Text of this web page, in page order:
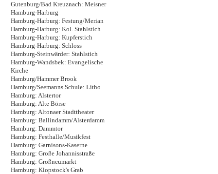
Gutenburg/Bad Kreuznach: Meisner
Hamburg-Harburg
Hamburg-Harburg: Festung/Merian
Hamburg-Harburg: Kol. Stahlstich
Hamburg-Harburg: Kupferstich
Hamburg-Harburg: Schloss
Hamburg-Steinwärder: Stahlstich
Hamburg-Wandsbek: Evangelische
Kirche
Hamburg/Hammer Brook
Hamburg/Seemanns Schule: Litho
Hamburg: Alstertor
Hamburg: Alte Börse
Hamburg: Altonaer Stadttheater
Hamburg: Ballindamm/Alsterdamm
Hamburg: Dammtor
Hamburg: Festhalle/Musikfest
Hamburg: Garnisons-Kaserne
Hamburg: Große Johannisstraße
Hamburg: Großneumarkt
Hamburg: Klopstock's Grab